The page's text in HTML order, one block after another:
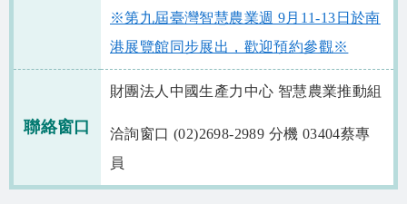
※第九屆臺灣智慧農業週 9月11-13日於南
港展覽館同步展出，歡迎預約參觀※
聯絡窗口
財團法人中國生產力中心 智慧農業推動組
洽詢窗口 (02)2698-2989 分機 03404蔡專
員